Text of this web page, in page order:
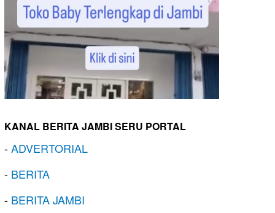
KANAL BERITA JAMBI SERU PORTAL
-ADVERTORIAL
- BERITA
- BERITA JAMBI